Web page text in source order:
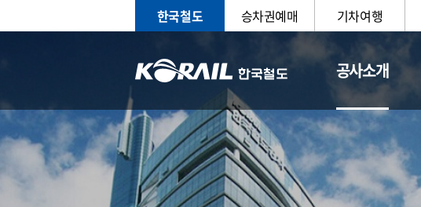
한국철도 승차권예매 기차여행
공사소개
CEO 일반현황